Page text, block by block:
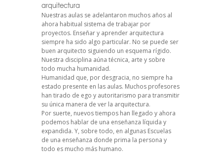
arquitectura
Nuestras aulas se adelantaron muchos años al
ahora habitual sistema de trabajar por
proyectos. Enseñar y aprender arquitectura
siempre ha sido algo particular. No se puede ser
buen arquitecto siguiendo un esquema rígido.
Nuestra disciplina aúna técnica, arte y sobre
todo mucha humanidad.
Humanidad que, por desgracia, no siempre ha
estado presente en las aulas. Muchos profesores
han tirado de ego y autoritarismo para transmitir
su única manera de ver la arquitectura.
Por suerte, nuevos tiempos han llegado y ahora
podemos hablar de una enseñanza líquida y
expandida. Y, sobre todo, en algunas Escuelas
de una enseñanza donde prima la persona y
todo es mucho más humano.